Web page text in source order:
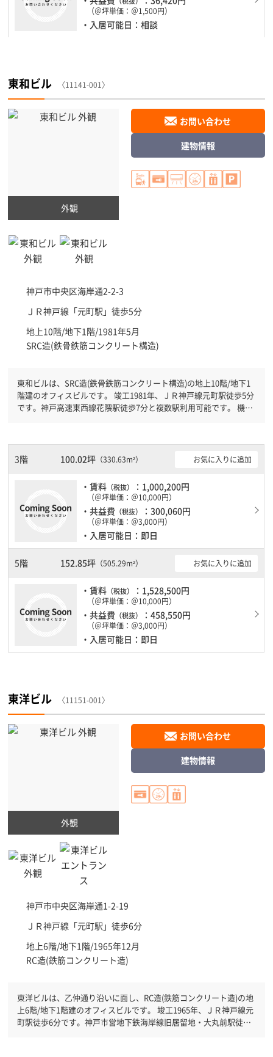
（＠坪単価：＠1,500円）
・入居可能日：相談
東和ビル 〈11141-001〉
外観
神戸市中央区海岸通2-2-3
ＪＲ神戸線「元町駅 」徒歩5分
地上10階/地下1階/1981年5月
SRC造(鉄骨鉄筋コンクリート構造)
お問い合わせ
建物情報
東和ビルは、SRC造(鉄骨鉄筋コンクリート構造)の地上10階/地下1
階建のオフィスビルです。 竣工1981年、ＪＲ神戸線元町駅徒歩5分
です。神戸高速東西線花隈駅徒歩7分と複数駅利用可能です。 機械
す。駐車場もありますので、車を利用されるお客様には使いやすい
です。１フロア２００坪以上ある大規模ビルです。ＥＶが複数基あ
3階 100.02坪 （330.63m²） お気に入りに追加
・賃料 （税抜） ：1,000,200円
（＠坪単価：＠10,000円）
・共益費 （税抜） ：300,060円
（＠坪単価：＠3,000円）
・入居可能日：即日
5階 152.85坪 （505.29m²） お気に入りに追加
・賃料 （税抜） ：1,528,500円
（＠坪単価：＠10,000円）
・共益費 （税抜） ：458,550円
（＠坪単価：＠3,000円）
・入居可能日：即日
東洋ビル 〈11151-001〉
外観
神戸市中央区海岸通1-2-19
ＪＲ神戸線「元町駅 」徒歩6分
地上6階/地下1階/1965年12月
RC造(鉄筋コンクリート造)
お問い合わせ
建物情報
東洋ビルは、乙仲通り沿いに面し、RC造(鉄筋コンクリート造)の地
上6階/地下1階建のオフィスビルです。 竣工1965年、ＪＲ神戸線元
町駅徒歩6分です。神戸市営地下鉄海岸線旧居留地・大丸前駅徒歩4